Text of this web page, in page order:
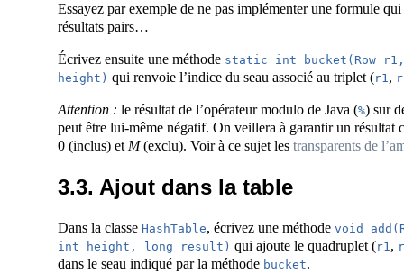
Essayez par exemple de ne pas implémenter une formule
résultats pairs…
Écrivez ensuite une méthode static int bucket(Row
height) qui renvoie l’indice du seau associé au triplet (r1,
Attention : le résultat de l’opérateur modulo de Java (%) sur
peut être lui-même négatif. On veillera à garantir un résultat
0 (inclus) etM(exclu). Voir à ce sujet les transparents de
3.3. Ajout dans la table
Dans la classe HashTable, écrivez une méthode void
int height, long result) qui ajoute le quadruplet (r1,
dans le seau indiqué par la méthode bucket.